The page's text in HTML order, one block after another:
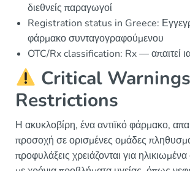
διεθνείς παραγωγοί
Registration status in Greece:
φάρμακο συνταγογραφούμενου
OTC/Rx classification: Rx — απαιτεί
Critical
Restrictions
Η ακυκλοβίρη, ένα αντιϊκό φάρμακο,
προσοχή σε ορισμένες ομάδες
προφυλάξεις χρειάζονται για